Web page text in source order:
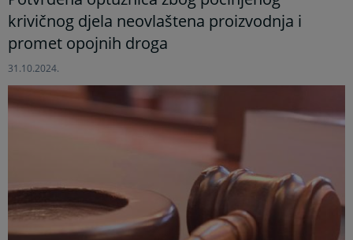
krivičnog djela neovlaštena proizvodnja i
promet opojnih droga
31.10.2024.